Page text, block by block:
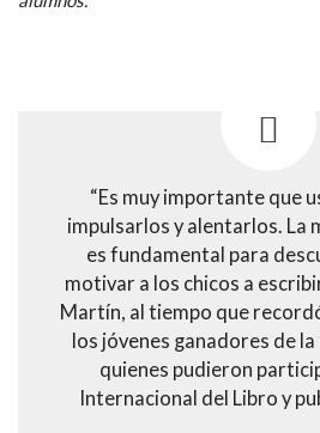
“Es muy importante que
impulsarlos y alentarlos. La
es fundamental para
motivar a los chicos a
Martín, al tiempo que
los jóvenes ganadores de
quienes pudieron
Internacional del Libro y